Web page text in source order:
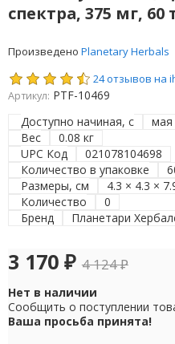
спектра, 375 мг, 60
Произведено Planetary Herbals
24 отзывов на
Артикул: PTF-10469
Доступно начиная, с
мая
Вес
0.08 кг
UPC Код
021078104698
Количество в упаковке
Размеры, см
4.3 × 4.3 ×
Количество
0
Бренд
Планетари
3 170 ₽ 4 124₽
Нет в наличии
Сообщить о поступлении
Ваша просьба принята!